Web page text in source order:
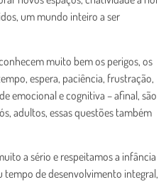
um mundo inteiro a ser
muito bem os perigos, os
espera, paciência, frustração,
emocional e cognitiva – afinal, são
adultos, essas questões também
a sério e respeitamos a infância
tempo de desenvolvimento integral,